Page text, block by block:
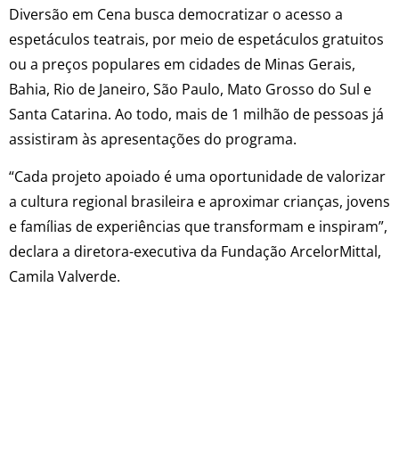
Diversão em Cena busca democratizar o acesso a
espetáculos teatrais, por meio de espetáculos gratuitos
ou a preços populares em cidades de Minas Gerais,
Bahia, Rio de Janeiro, São Paulo, Mato Grosso do Sul e
Santa Catarina. Ao todo, mais de 1 milhão de pessoas já
assistiram às apresentações do programa.
“Cada projeto apoiado é uma oportunidade de valorizar
a cultura regional brasileira e aproximar crianças, jovens
e famílias de experiências que transformam e inspiram”,
declara a diretora-executiva da Fundação ArcelorMittal,
Camila Valverde.